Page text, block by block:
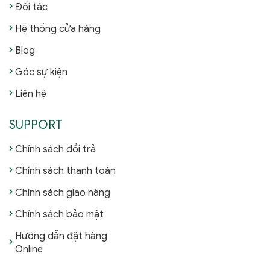
Đối tác
Hệ thống cửa hàng
Blog
Góc sự kiện
Liên hệ
SUPPORT
Chính sách đổi trả
Chính sách thanh toán
Chính sách giao hàng
Chính sách bảo mật
Hướng dẫn đặt hàng
Online